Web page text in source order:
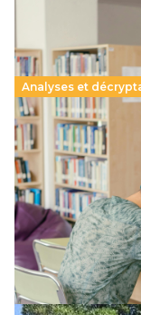
Analyses et
Supérieur privé
promesse
11 juillet 2026-
Le projet de loi sur
supérieur privé met
qui relègue l’acte
Lire la suite →